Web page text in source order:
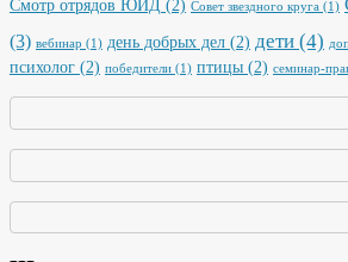
Смотр отрядов ЮИД (2) Совет звездного круга (1)
(3) вебинар (1) день добрых дел (2) дети (4)
психолог (2) победители (1) птицы (2) семинар-